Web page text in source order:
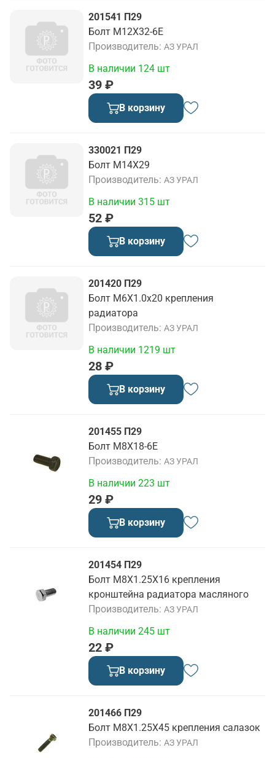
201541 П29
Болт М12Х32-6Е
Производитель АЗ УРАЛ
39 ₽
В наличии 124 шт
В корзину
330021 П29
Болт М14Х29
Производитель АЗ УРАЛ
52 ₽
В наличии 315 шт
В корзину
201420 П29
Болт М6Х1.0х20 крепления
радиатора
Производитель АЗ УРАЛ
28 ₽
В наличии 1219 шт
В корзину
201455 П29
Болт М8X18-6Е
Производитель АЗ УРАЛ
29 ₽
В наличии 223 шт
В корзину
201454 П29
Болт М8Х1.25Х16 крепления
кронштейна радиатора масляного
Производитель АЗ УРАЛ
22 ₽
В наличии 245 шт
В корзину
201466 П29
Болт М8Х1.25Х45 крепления салазок
Производитель АЗ УРАЛ